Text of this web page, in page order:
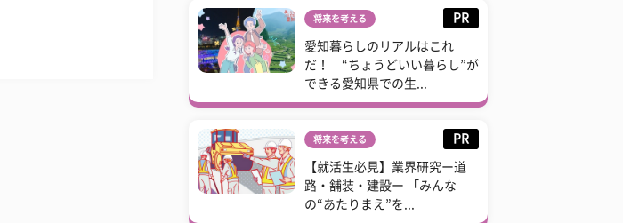
将来を考える PR
愛知暮らしのリアルはこれ
だ！ “ちょうどいい暮らし”が
できる愛知県での生...
将来を考える PR
【就活生必見】業界研究ー道
路・舗装・建設ー 「みんな
の“あたりまえ”を...